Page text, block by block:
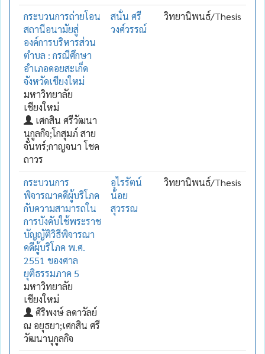
กระบวนการถ่ายโอน
สถานีอนามัยสู่
องค์การบริหารส่วน
ตำบล : กรณีศึกษา
อำเภอดอยสะเก็ด
จังหวัดเชียงใหม่
มหาวิทยาลัย
เชียงใหม่
เศกสิน ศรีวัฒนา
นุกูลกิจ;โกสุมภ์ สาย
จันทร์;กาญจนา โชค
ถาวร
สนั่น ศรี
วงศ์วรรณ์
วิทยานิพนธ์/Thesis
กระบวนการ
พิจารณาคดีผู้บริโภค
กับความสามารถใน
การบังคับใช้พระราช
บัญญัติวิธีพิจารณา
คดีผู้บริโภค พ.ศ.
2551 ของศาล
ยุติธรรมภาค 5
มหาวิทยาลัย
เชียงใหม่
ศิริพงษ์ ลดาวัลย์
ณ อยุธยา;เศกสิน ศรี
วัฒนานุกูลกิจ
อุไรรัตน์
น้อย
สุวรรณ
วิทยานิพนธ์/Thesis